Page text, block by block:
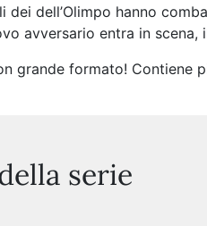
dei dell’Olimpo hanno
avversario entra in
grande formato!
serie